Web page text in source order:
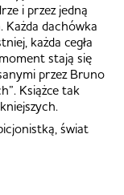
i przez jedną
Każda dachówka
każda cegła
stają się
przez Bruno
Książce tak
świat